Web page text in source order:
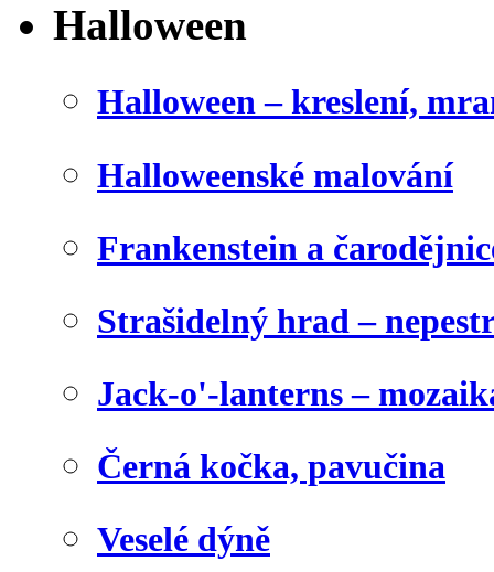
Halloween
Halloween – kreslení,
Halloweenské malování
Frankenstein a
Strašidelný hrad –
Jack-o'-lanterns –
Černá kočka, pavučina
Veselé dýně